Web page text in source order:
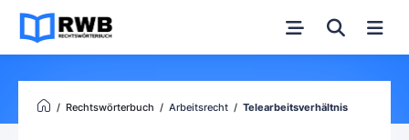
Rechtswörterbuch Arbeitsrecht Telearbeitsverhältnis